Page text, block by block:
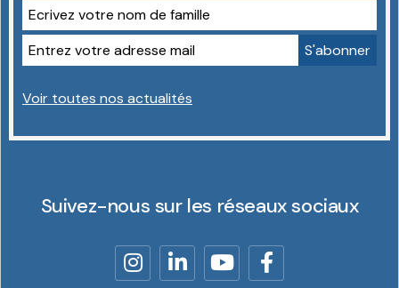
Voir toutes nos actualités
Suivez-nous sur les réseaux sociaux